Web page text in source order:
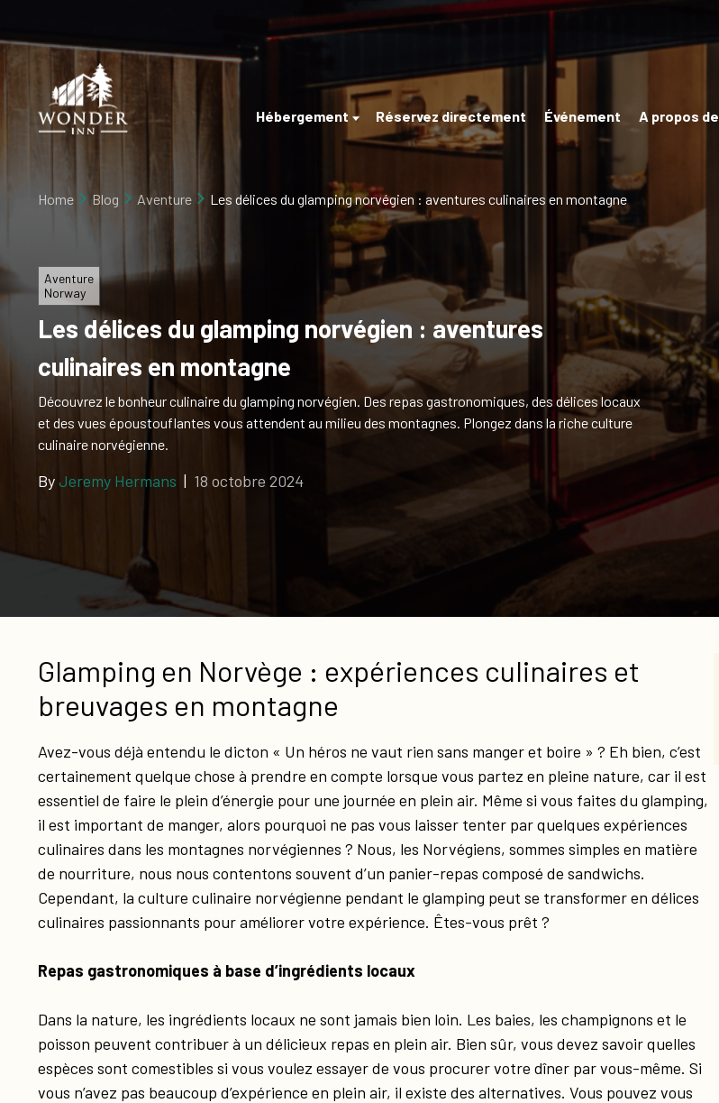
×
Hébergement
Événement
propos
de
Postes
Cartes-
cadeaux
Hébergement Réservez directement Événement A propos de
Home Blog Aventure Les délices du glamping norvégien : aventures culinaires en montagne
Aventure
Norway
Les délices du glamping norvégien : aventures
culinaires en montagne
Découvrez le bonheur culinaire du glamping norvégien. Des repas gastronomiques, des délices locaux
et des vues époustouflantes vous attendent au milieu des montagnes. Plongez dans la riche culture
culinaire norvégienne.
ByJeremy Hermans | 18 octobre 2024
Glamping en Norvège : expériences culinaires et
breuvages en montagne
Avez-vous déjà entendu le dicton « Un héros ne vaut rien sans manger et boire » ? Eh bien, c’est
certainement quelque chose à prendre en compte lorsque vous partez en pleine nature, car il est
essentiel de faire le plein d’énergie pour une journée en plein air. Même si vous faites du glamping,
il est important de manger, alors pourquoi ne pas vous laisser tenter par quelques expériences
culinaires dans les montagnes norvégiennes ? Nous, les Norvégiens, sommes simples en matière
de nourriture, nous nous contentons souvent d’un panier-repas composé de sandwichs.
Cependant, la culture culinaire norvégienne pendant le glamping peut se transformer en délices
culinaires passionnants pour améliorer votre expérience. Êtes-vous prêt ?
Repas gastronomiques à base d’ingrédients locaux
Dans la nature, les ingrédients locaux ne sont jamais bien loin. Les baies, les champignons et le
poisson peuvent contribuer à un délicieux repas en plein air. Bien sûr, vous devez savoir quelles
espèces sont comestibles si vous voulez essayer de vous procurer votre dîner par vous-même. Si
vous n’avez pas beaucoup d’expérience en plein air, il existe des alternatives. Vous pouvez vous